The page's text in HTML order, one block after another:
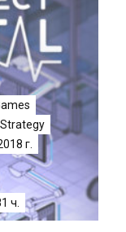
Strategy
г.
ч.